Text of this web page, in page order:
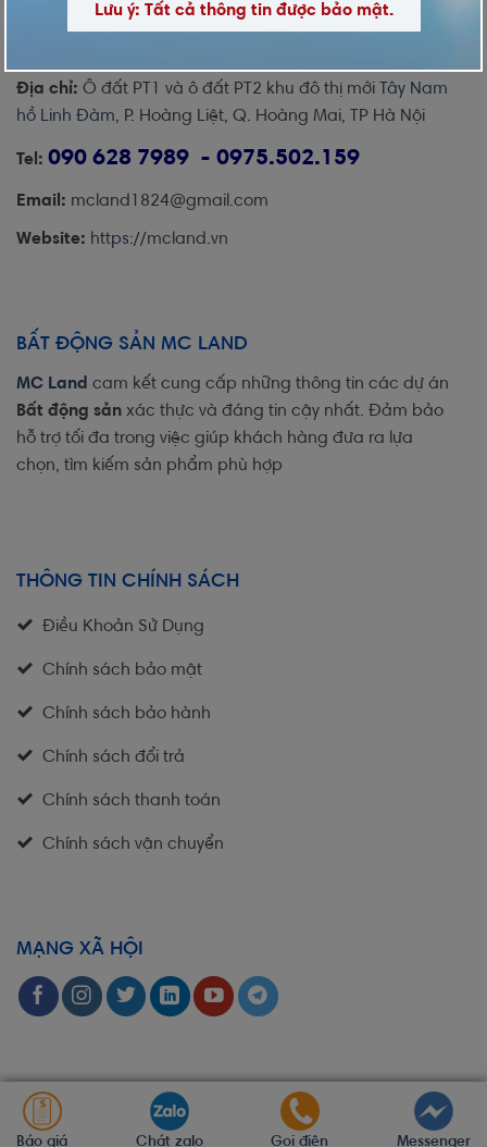
Địa chỉ: Ô đất PT1 và ô đất PT2 khu đô thị mới
Tây Nam
hồ Linh Đàm, P. Hoàng Liệt, Q. Hoàng Mai, TP Hà Nội
Tel: 090 628 7989 - 0975.502.159
Email: mcland1824@gmail.com
Website: https://mcland.vn
BẤT ĐỘNG SẢN MC LAND
MC Land cam kết cung cấp những thông tin các dự án
Bất động sản xác thực và đáng tin cậy nhất. Đảm bảo
hỗ trợ tối đa trong việc giúp khách hàng đưa ra lựa
chọn, tìm kiếm sản phẩm phù hợp
THÔNG TIN CHÍNH SÁCH
Điều Khoản Sử Dụng
Chính sách bảo mật
Chính sách bảo hành
Chính sách đổi trả
Chính sách thanh toán
Chính sách vận chuyển
MẠNG XÃ HỘI
Báo giá Chát zalo Gọi điện Messenger
Lưu ý: Tất cả thông tin được bảo mật.